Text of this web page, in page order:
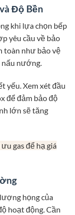
Độ Bền
khi lựa chọn bếp
yêu cầu về bảo
toàn như bảo vệ
nấu nướng.
yếu. Xem xét đầu
để đảm bảo độ
lớn sẽ tăng
gas để hạ giá
họng của
hoạt động. Cần